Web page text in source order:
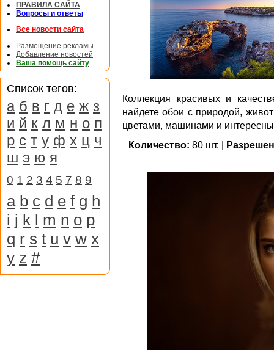
Коллекция красивых и
найдете обои с природой,
цветами, машинами и
Количество: 80 шт. |
ПРАВИЛА САЙТА
Вопросы и ответы
Все новости сайта
Размещение рекламы
Добавление новостей
Ваша помощь сайту
Список тегов:
а б в г д е ж з
и й к л м н о п
р с т у ф х ц ч
ш э ю я
0 1 2 3 4 5 7 8 9
a b c d e f g h
i j k l m n o p
q r s t u v w x
y z #